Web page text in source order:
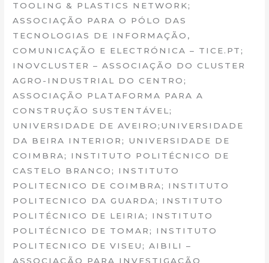
TOOLING & PLASTICS NETWORK;
ASSOCIAÇÃO PARA O PÓLO DAS
TECNOLOGIAS DE INFORMAÇÃO,
COMUNICAÇÃO E ELECTRÓNICA – TICE.PT;
INOVCLUSTER – ASSOCIAÇÃO DO CLUSTER
AGRO-INDUSTRIAL DO CENTRO;
ASSOCIAÇÃO PLATAFORMA PARA A
CONSTRUÇÃO SUSTENTÁVEL;
UNIVERSIDADE DE AVEIRO;UNIVERSIDADE
DA BEIRA INTERIOR; UNIVERSIDADE DE
COIMBRA; INSTITUTO POLITÉCNICO DE
CASTELO BRANCO; INSTITUTO
POLITECNICO DE COIMBRA; INSTITUTO
POLITECNICO DA GUARDA; INSTITUTO
POLITÉCNICO DE LEIRIA; INSTITUTO
POLITÉCNICO DE TOMAR; INSTITUTO
POLITECNICO DE VISEU; AIBILI –
ASSOCIAÇÃO PARA INVESTIGAÇÃO